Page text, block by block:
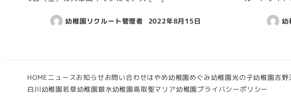
幼稚園リクルート管理者 2022年8月15日 幼
HOMEニュースお知らせお問い合わせはやめ幼稚園めぐみ幼稚園光の子幼稚園吉野
白川幼稚園若草幼稚園銀水幼稚園高取聖マリア幼稚園プライバシーポリシー